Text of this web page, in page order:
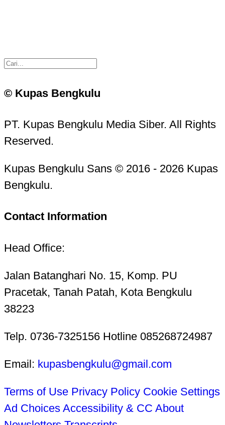
© Kupas Bengkulu
PT. Kupas Bengkulu Media Siber. All Rights
Reserved.
Kupas Bengkulu Sans © 2016 - 2026 Kupas
Bengkulu.
Contact Information
Head Office:
Jalan Batanghari No. 15, Komp. PU
Pracetak, Tanah Patah, Kota Bengkulu
38223
Telp. 0736-7325156 Hotline 085268724987
Email: kupasbengkulu@gmail.com
Terms of Use Privacy Policy Cookie Settings
Ad Choices Accessibility & CC About